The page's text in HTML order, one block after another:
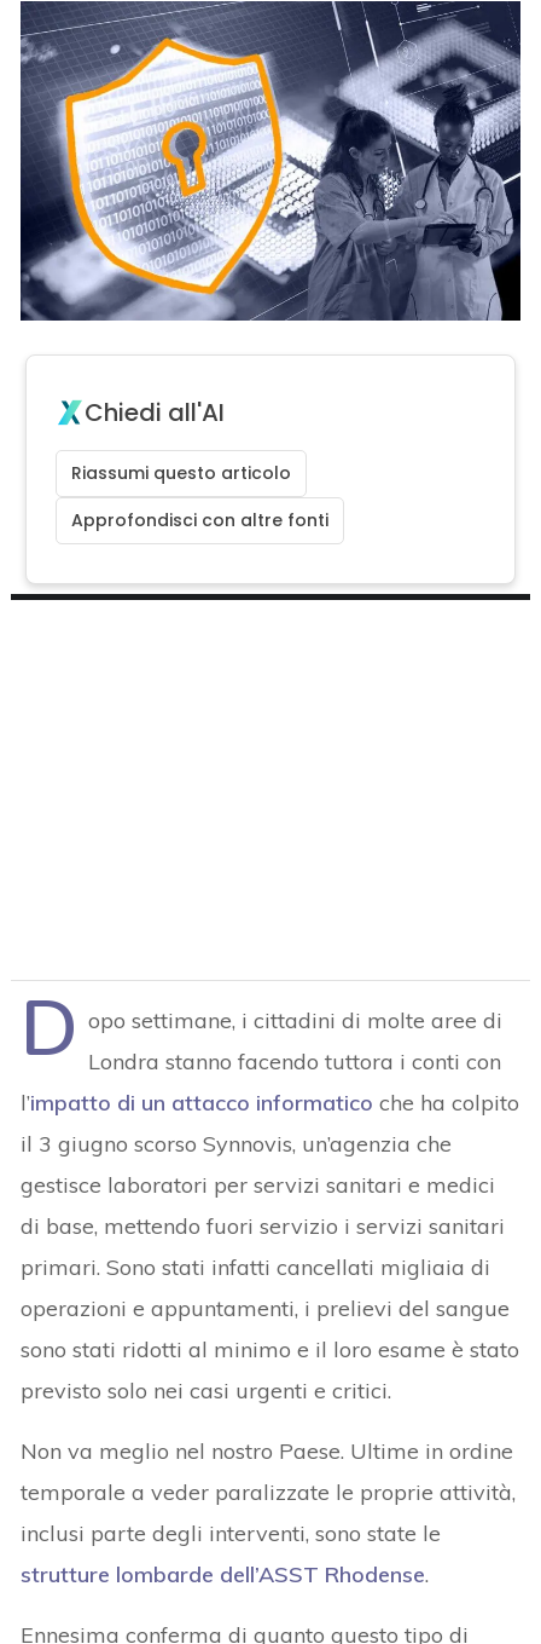
Chiedi all'AI
Riassumi questo articolo
Approfondisci con altre fonti
D opo settimane, i cittadini di molte aree di
Londra stanno facendo tuttora i conti con
l’impatto di un attacco informatico che ha colpito
il 3 giugno scorso Synnovis, un’agenzia che
gestisce laboratori per servizi sanitari e medici
di base, mettendo fuori servizio i servizi sanitari
primari. Sono stati infatti cancellati migliaia di
operazioni e appuntamenti, i prelievi del sangue
sono stati ridotti al minimo e il loro esame è stato
previsto solo nei casi urgenti e critici.
Non va meglio nel nostro Paese. Ultime in ordine
temporale a veder paralizzate le proprie attività,
inclusi parte degli interventi, sono state le
strutture lombarde dell’ASST Rhodense.
Ennesima conferma di quanto questo tipo di